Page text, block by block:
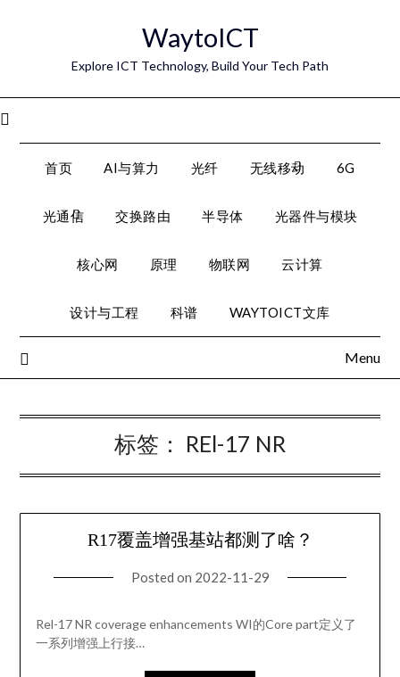
WaytoICT
Explore ICT Technology, Build Your Tech Path
首页 AI与算力 光纤 无线移动 6G
光通信 交换路由 半导体 光器件与模块
核心网 原理 物联网 云计算
设计与工程 科谱 WAYTOICT文库
Menu
标签： REl-17 NR
R17覆盖增强基站都测了啥？
Posted on 2022-11-29
Rel-17 NR coverage enhancements WI的Core part定义了
一系列增强上行接…